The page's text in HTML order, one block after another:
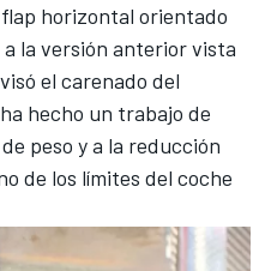
horizontal orientado
la versión anterior vista
el carenado del
hecho un trabajo de
peso y a la reducción
de los límites del coche